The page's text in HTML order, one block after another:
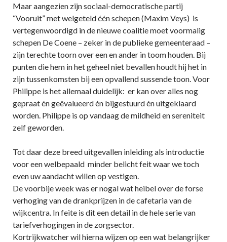
Maar aangezien zijn sociaal-democratische partij
“Vooruit” met welgeteld één schepen (Maxim Veys) is
vertegenwoordigd in de nieuwe coalitie moet voormalig
schepen De Coene – zeker in de publieke gemeenteraad –
zijn terechte toorn over een en ander in toom houden. Bij
punten die hem in het geheel niet bevallen houdt hij het in
zijn tussenkomsten bij een opvallend sussende toon. Voor
Philippe is het allemaal duidelijk: er kan over alles nog
gepraat én geëvalueerd én bijgestuurd én uitgeklaard
worden. Philippe is op vandaag de mildheid en sereniteit
zelf geworden.
Tot daar deze breed uitgevallen inleiding als introductie
voor een welbepaald minder belicht feit waar we toch
even uw aandacht willen op vestigen.
De voorbije week was er nogal wat heibel over de forse
verhoging van de drankprijzen in de cafetaria van de
wijkcentra. In feite is dit een detail in de hele serie van
tariefverhogingen in de zorgsector.
Kortrijkwatcher wil hierna wijzen op een wat belangrijker